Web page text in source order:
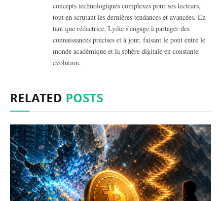
concepts technologiques complexes pour ses lecteurs,
tout en scrutant les dernières tendances et avancées. En
tant que rédactrice, Lydie s'engage à partager des
connaissances précises et à jour, faisant le pont entre le
monde académique et la sphère digitale en constante
évolution.
RELATED POSTS